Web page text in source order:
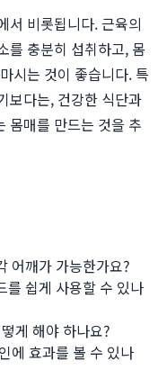
서 비롯됩니다. 근육의
를 충분히 섭취하고, 몸
시는 것이 좋습니다. 특
보다는, 건강한 식단과
몸매를 만드는 것을 추
어깨가 가능한가요?
를 쉽게 사용할 수 있나
게 해야 하나요?
에 효과를 볼 수 있나